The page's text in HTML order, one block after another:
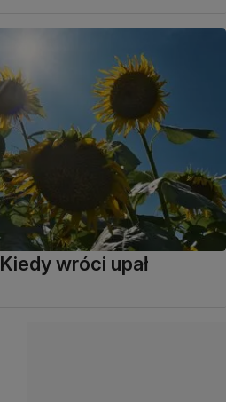
wróci upał